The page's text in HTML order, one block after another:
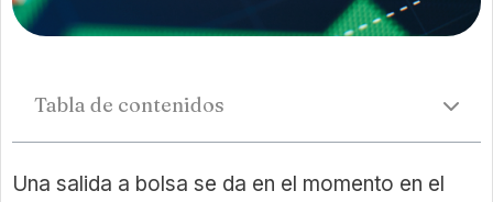
Tabla de contenidos
Una salida a bolsa se da en el momento en el